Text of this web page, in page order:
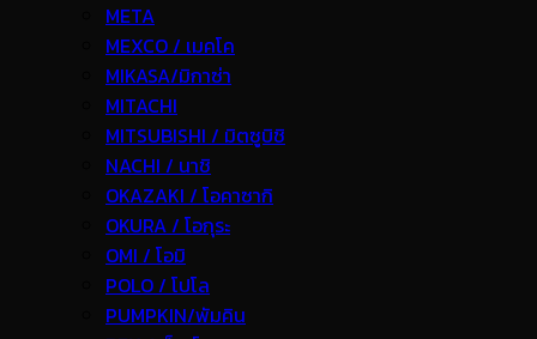
META
MEXCO / เมคโค
MIKASA/มิกาซ่า
MITACHI
MITSUBISHI / มิตซูบิชิ
NACHI / นาชิ
OKAZAKI / โอคาซากิ
OKURA / โอกุระ
OMI / โอมิ
POLO / โปโล
PUMPKIN/พัมคิน